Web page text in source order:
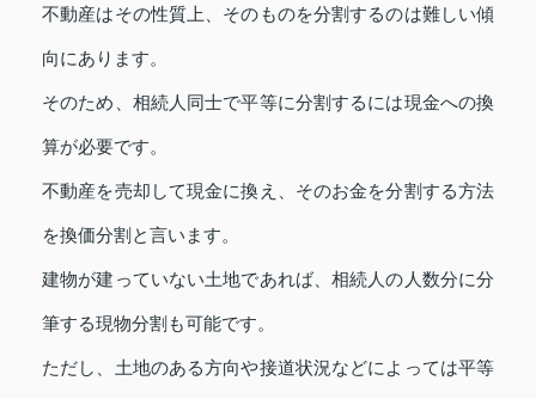
不動産はその性質上、そのものを分割するのは難しい傾
向にあります。
そのため、相続人同士で平等に分割するには現金への換
算が必要です。
不動産を売却して現金に換え、そのお金を分割する方法
を換価分割と言います。
建物が建っていない土地であれば、相続人の人数分に分
筆する現物分割も可能です。
ただし、土地のある方向や接道状況などによっては平等